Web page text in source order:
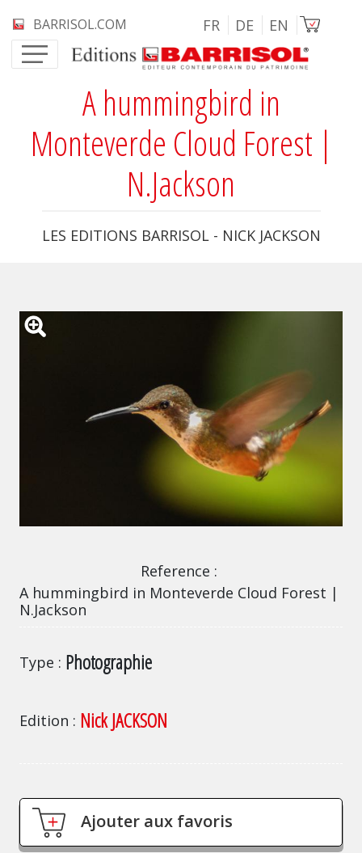
BARRISOL.COM FR DE EN Image
A hummingbird in
Monteverde Cloud Forest |
N.Jackson
LES EDITIONS BARRISOL - NICK JACKSON
Reference
A hummingbird in Monteverde Cloud Forest |
N.Jackson
Type Photographie
Edition Nick JACKSON
Ajouter aux favoris